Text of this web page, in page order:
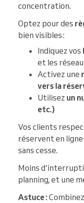
concentration.
Optez pour des
bien visibles :
Indiquez vos
et les
Activez une
vers la
Utilisez un
etc.)
Vos clients
réservent en
sans cesse.
Moins
planning, et une
Astuce :